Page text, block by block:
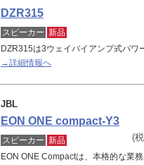
DZR315
スピーカー 新品
DZR315は3ウェイバイアンプ式パ
→詳細情報へ
JBL
EON ONE compact-Y3
(
スピーカー 新品
EON ONE Compactは、本格的な業